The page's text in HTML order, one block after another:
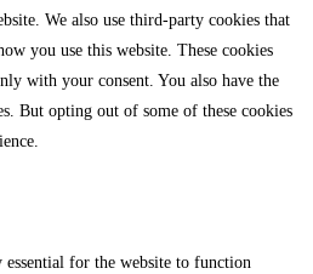
We also use third-party cookies that
you use this website. These cookies
with your consent. You also have the
But opting out of some of these cookies
essential for the website to function